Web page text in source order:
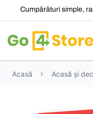
Cumpărături simple,
Acasă Acasă și